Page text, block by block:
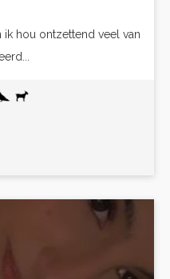
ik hou ontzettend veel van